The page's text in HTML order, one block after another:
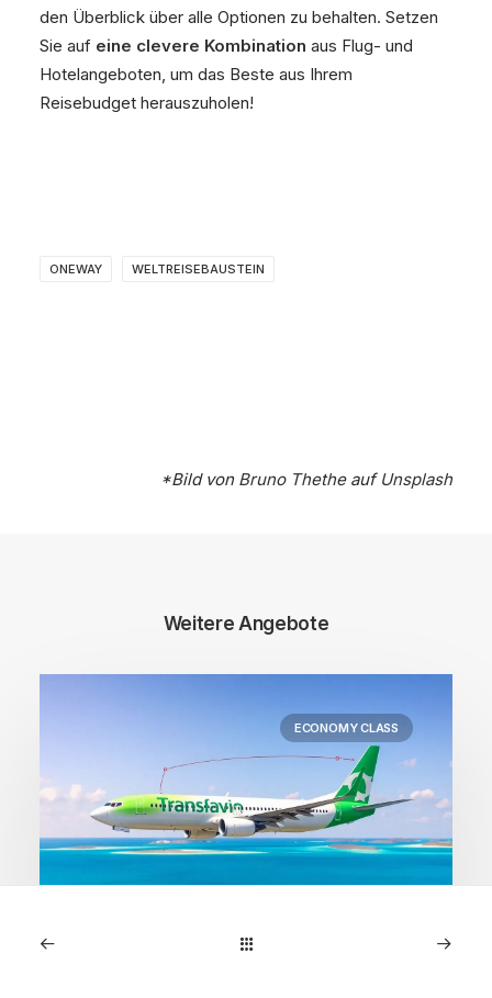
den Überblick über alle Optionen zu behalten. Setzen
Sie auf eine clevere Kombination aus Flug- und
Hotelangeboten, um das Beste aus Ihrem
Reisebudget herauszuholen!
ONEWAY WELTREISEBAUSTEIN
*Bild von Bruno Thetheauf Unsplash
Weitere Angebote
ECONOMY CLASS